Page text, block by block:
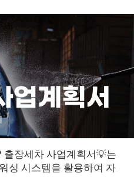
출장세차 사업계획서💡는
싱 시스템을 활용하여 자